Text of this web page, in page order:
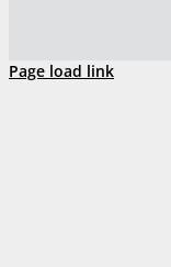
Page load link